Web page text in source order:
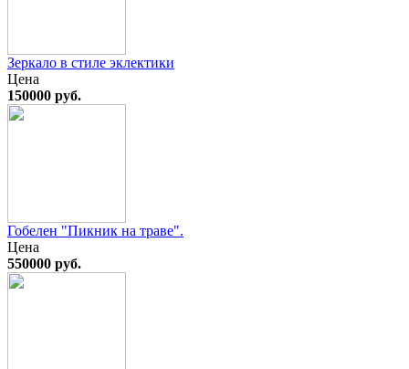
Зеркало в стиле эклектики
Цена
150000 руб.
Гобелен "Пикник на траве".
Цена
550000 руб.